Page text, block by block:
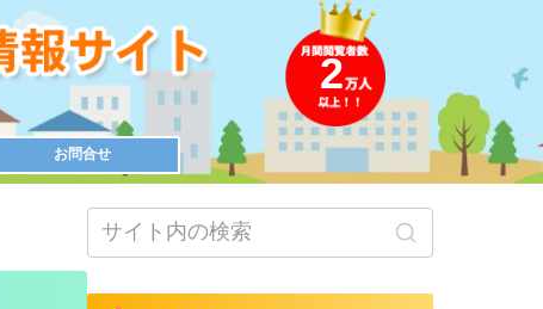
2
お問合せ